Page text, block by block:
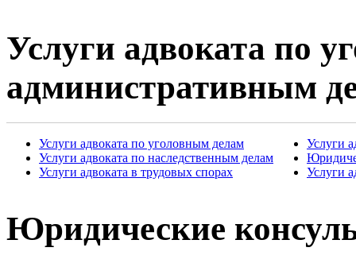
Услуги адвоката по
административным
Услуги адвоката по уголовным делам
Услуги адвоката по наследственным делам
Услуги адвоката в трудовых спорах
Услуги
Услуги
Юридические